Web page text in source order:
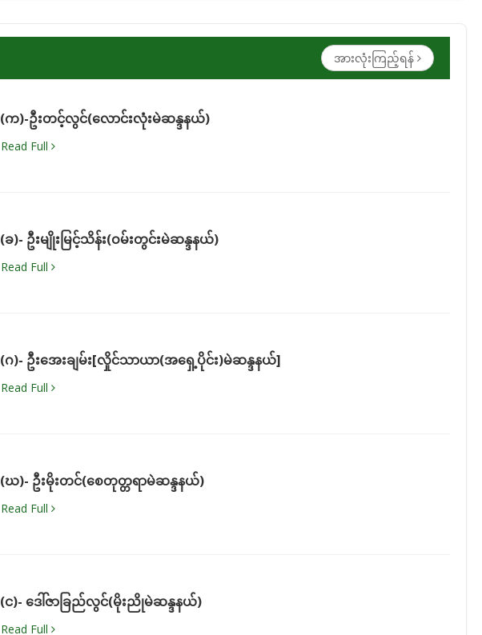
အားလုံးကြည့်ရန်
(က)-ဦးတင့်လွင်(လောင်းလုံးမဲဆန္ဒနယ်)
Read Full
(ခ)- ဦးမျိုးမြင့်သိန်း(ဝမ်းတွင်းမဲဆန္ဒနယ်)
Read Full
(ဂ)- ဦးအေးချမ်း[လှိုင်သာယာ(အရှေ့ပိုင်း)မဲဆန္ဒနယ်]
Read Full
(ဃ)- ဦးမိုးတင်(စေတုတ္တရာမဲဆန္ဒနယ်)
Read Full
(င)- ဒေါ်ဇာခြည်လွင်(မိုးညိုမဲဆန္ဒနယ်)
Read Full